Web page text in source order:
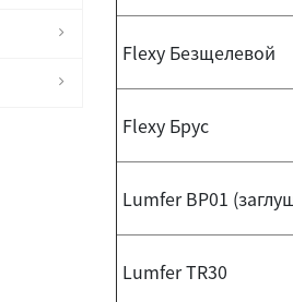
Flexy Безщелевой
Flexy Брус
Lumfer BP01
Lumfer TR30